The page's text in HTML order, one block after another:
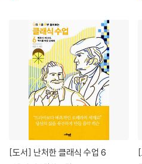
[도서] 난처한 클래식 수업 6